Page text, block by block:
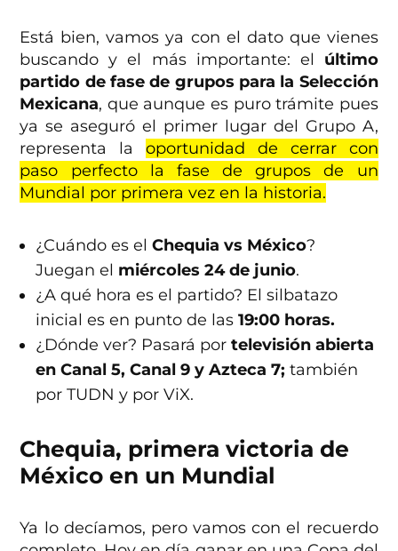
Está bien, vamos ya con el dato que vienes
buscando y el más importante: el último
partido de fase de grupos para la Selección
Mexicana, que aunque es puro trámite pues
ya se aseguró el primer lugar del Grupo A,
representa laoportunidad de cerrar con
paso perfecto la fase de grupos de un
Mundial por primera vez en la historia.
¿Cuándo es elChequia vs México?
Juegan el miércoles 24 de junio.
¿A qué hora es el partido? El silbatazo
inicial es en punto de las19:00 horas.
¿Dónde ver? Pasará por televisión abierta
en Canal 5, Canal 9 y Azteca 7;también
por TUDN y por ViX.
Chequia, primera victoria de
México en un Mundial
Ya lo decíamos, pero vamos con el recuerdo